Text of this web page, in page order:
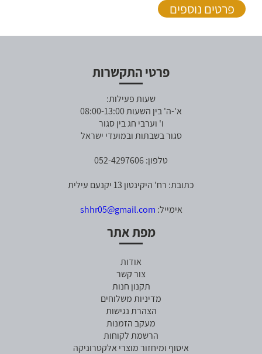
פרטים נוספים
פרטי התקשרות
שעות פעילות:
א'-ה' בין השעות 08:00-13:00
ו' וערבי חג בין סגור
סגור בשבתות ובמועדי ישראל
טלפון: 052-4297606
כתובת: רח' היקינטון 13 יקנעם עילית
אימייל: shhr05@gmail.com
מפת אתר
אודות
צור קשר
תקנון חנות
מדיניות משלוחים
הצהרת נגישות
מעקב הזמנות
הרשמת לקוחות
איסוף ומיחזור מוצרי אלקטרוניקה